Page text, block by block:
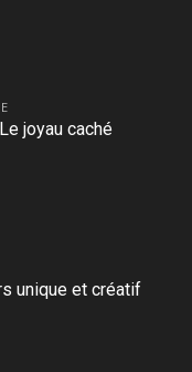
joyau caché
unique et créatif